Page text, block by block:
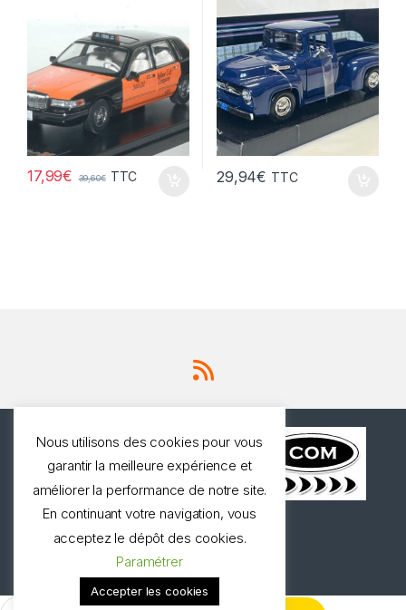
17,99€ 39,60€ TTC 29,94€ TTC
nous!
0327973537
Nous utilisons des cookies pour vous
garantir la meilleure expérience et
améliorer la performance de notre site.
En continuant votre navigation, vous
acceptez le dépôt des cookies.
Paramétrer
Accepter les cookies
Rechercher :